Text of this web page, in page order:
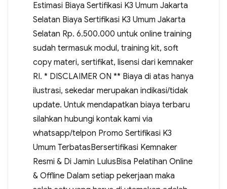
Estimasi Biaya Sertifikasi K3 Umum Jakarta
Selatan Biaya Sertifikasi K3 Umum Jakarta
Selatan Rp. 6.500.000 untuk online training
sudah termasuk modul, training kit, soft
copy materi, sertifikat, lisensi dari kemnaker
RI. * DISCLAIMER ON ** Biaya di atas hanya
ilustrasi, sekedar merupakan indikasi/tidak
update. Untuk mendapatkan biaya terbaru
silahkan hubungi kontak kami via
whatsapp/telpon Promo Sertifikasi K3
Umum TerbatasBersertifikasi Kemnaker
Resmi & Di Jamin LulusBisa Pelatihan Online
& Offline Dalam setiap pekerjaan maka